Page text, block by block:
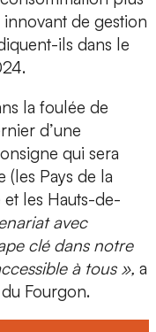
de gestion
ils dans le
la foulée de
d’une
qui sera
(les Pays de la
les Hauts-de-
avec
clé dans notre
à tous », a
Fourgon.